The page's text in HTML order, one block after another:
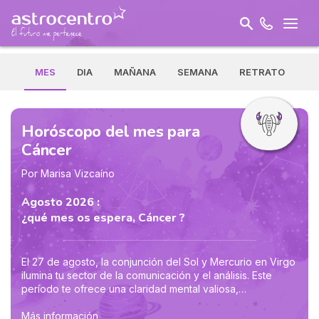
MES DIA MAÑANA SEMANA RETRATO
Horóscopo del mes para
Cáncer
Por Marisa Vizcaíno
Agosto 2026 :
¿qué mes os espera, Cáncer ?
El 27 de agosto, la conjunción del Sol y Mercurio en Virgo
ilumina tu sector de la comunicación y el análisis. Este
período te ofrece una claridad mental valiosa,
permitiéndote discernir lo que te pesa y te estresa. Te
vuelves más lúcido y objetivo, listo para ordenar tus
Más información